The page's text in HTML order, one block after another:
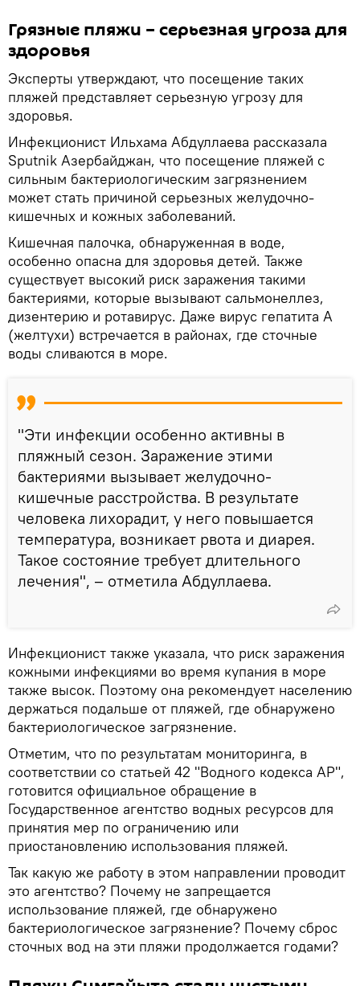
Грязные пляжи – серьезная угроза для
здоровья
Эксперты утверждают, что посещение таких
пляжей представляет серьезную угрозу для
здоровья.
Инфекционист Ильхама Абдуллаева рассказала
Sputnik Азербайджан, что посещение пляжей с
сильным бактериологическим загрязнением
может стать причиной серьезных желудочно-
кишечных и кожных заболеваний.
Кишечная палочка, обнаруженная в воде,
особенно опасна для здоровья детей. Также
существует высокий риск заражения такими
бактериями, которые вызывают сальмонеллез,
дизентерию и ротавирус. Даже вирус гепатита А
(желтухи) встречается в районах, где сточные
воды сливаются в море.
"Эти инфекции особенно активны в
пляжный сезон. Заражение этими
бактериями вызывает желудочно-
кишечные расстройства. В результате
человека лихорадит, у него повышается
температура, возникает рвота и диарея.
Такое состояние требует длительного
лечения", – отметила Абдуллаева.
Инфекционист также указала, что риск заражения
кожными инфекциями во время купания в море
также высок. Поэтому она рекомендует населению
держаться подальше от пляжей, где обнаружено
бактериологическое загрязнение.
Отметим, что по результатам мониторинга, в
соответствии со статьей 42 "Водного кодекса АР",
готовится официальное обращение в
Государственное агентство водных ресурсов для
принятия мер по ограничению или
приостановлению использования пляжей.
Так какую же работу в этом направлении проводит
это агентство? Почему не запрещается
использование пляжей, где обнаружено
бактериологическое загрязнение? Почему сброс
сточных вод на эти пляжи продолжается годами?